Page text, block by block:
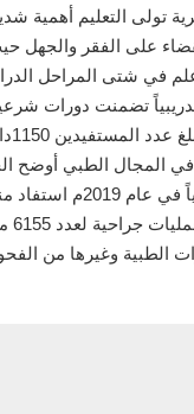
تولى التعليم أهمية
على الفقر والجهل
طالب علم في شتى المراحل
برنامجاً تدريبياً تضمنت
في المجال الطبي أوضح
الطبية وغيرها من